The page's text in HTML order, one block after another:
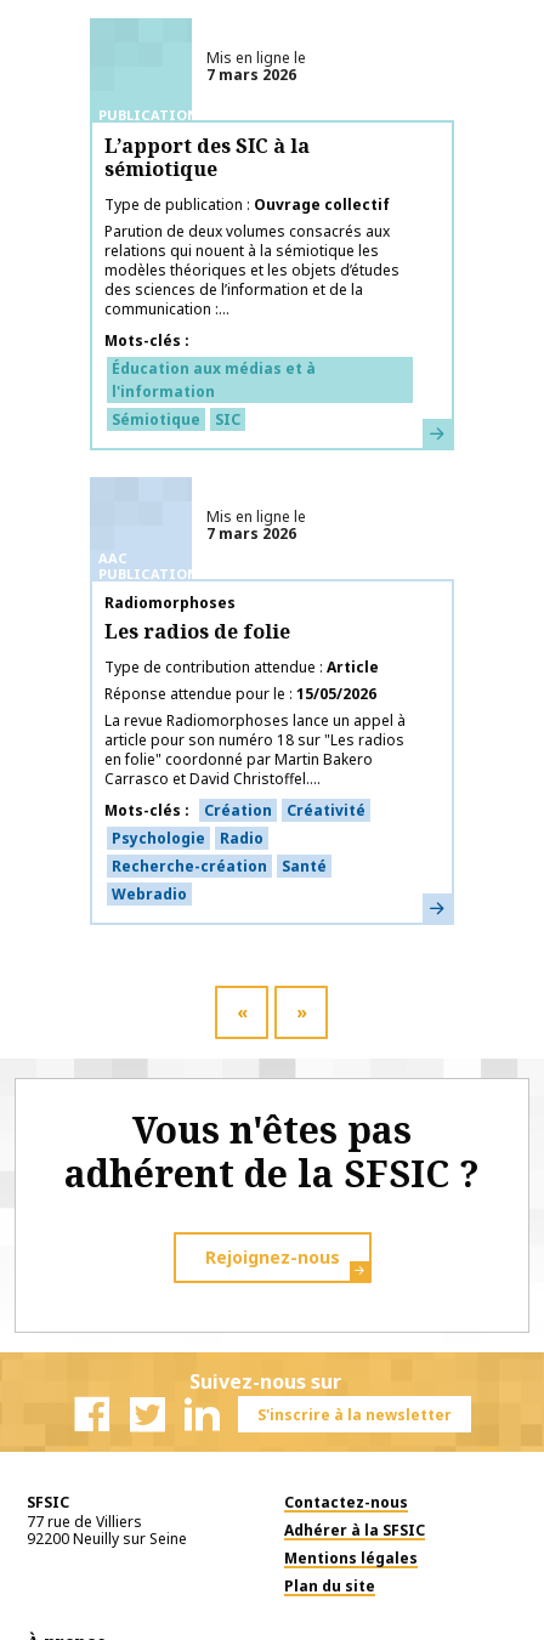
PUBLICATIONS
Mis en ligne le
7 mars 2026
L’apport des SIC à la
sémiotique
Type de publication
Ouvrage collectif
Parution de deux volumes consacrés aux
relations qui nouent à la sémiotique les
modèles théoriques et les objets d’études
des sciences de l’information et de la
communication :...
Mots-clés
Éducation aux médias et à
l'information
Sémiotique
SIC En savoir plus
AAC
PUBLICATIONS
Mis en ligne le
7 mars 2026
Nom de la publication
Radiomorphoses
Les radios de folie
Type de contribution attendue Article
Réponse attendue pour le 15/05/2026
La revue Radiomorphoses lance un appel à
article pour son numéro 18 sur "Les radios
en folie" coordonné par Martin Bakero
Carrasco et David Christoffel....
Mots-clés
Création
Créativité
Psychologie
Radio
Recherche-création
Santé
Webradio
En savoir plus
« »
Vous n'êtes pas
adhérent de la SFSIC ?
Rejoignez-nous
Suivez-nous sur
S'inscrire à la newsletter
SFSIC
77 rue de Villiers
92200Neuilly sur Seine
Contactez-nous
Adhérer à la SFSIC
Mentions légales
Plan du site